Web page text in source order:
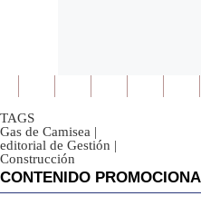
TAGS
Gas de Camisea |
editorial de Gestión |
Construcción